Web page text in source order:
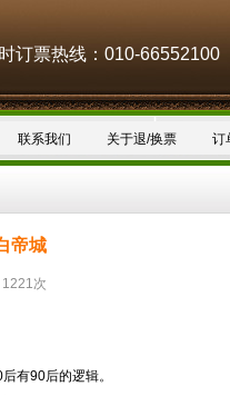
订票热线：010-66552100
联系我们 关于退/换票 订
帝城
次
有90后的逻辑。